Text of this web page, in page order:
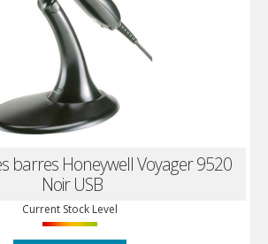
barres Honeywell Voyager 9520
Noir USB
Current Stock Level